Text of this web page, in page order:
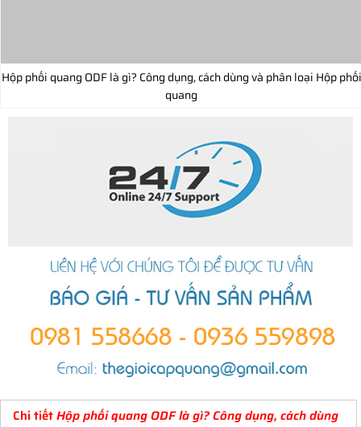
Hộp phối quang ODF là gì? Công dụng, cách dùng và phân loại Hộp phối
quang
Chi tiếtHộp phối quang ODF là gì? Công dụng, cách dùng